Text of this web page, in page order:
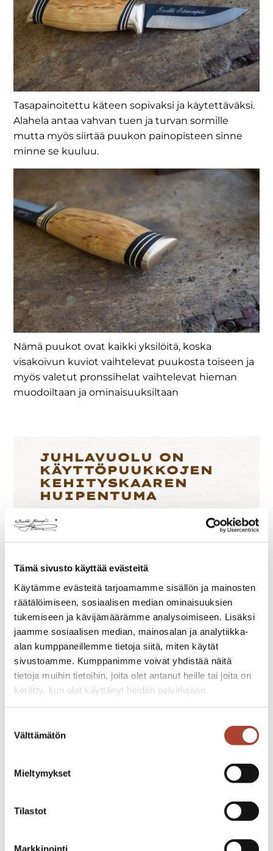
Tämä sivusto käyttää evästeitä
Käytämme evästeitä tarjoamamme sisällön ja mainosten
räätälöimiseen, sosiaalisen median ominaisuuksien
tukemiseen ja kävijämäärämme analysoimiseen. Lisäksi
jaamme sosiaalisen median, mainosalan ja analytiikka-
alan kumppaneillemme tietoja siitä, miten käytät
sivustoamme. Kumppanimme voivat yhdistää näitä
tietoja muihin tietoihin, joita olet antanut heille tai joita on
kerätty, kun olet käyttänyt heidän palvelujaan.
valinta
Välttämätön
Mieltymykset
Tilastot
Markkinointi
Tasapainoitettu käteen sopivaksi ja käytettäväksi.
Alahela antaa vahvan tuen ja turvan sormille
mutta myös siirtää puukon painopisteen sinne
minne se kuuluu.
Nämä puukot ovat kaikki yksilöitä, koska
visakoivun kuviot vaihtelevat puukosta toiseen ja
myös valetut pronssihelat vaihtelevat hieman
muodoiltaan ja ominaisuuksiltaan
JUHLAVUOLU ON
KÄYTTÖPUUKKOJEN
KEHITYSKAAREN
HUIPENTUMA
Puukko on näyttävän näköinen, mutta
sen todellisen arvon tuntee kun sen
myös tasapainotettu käteen sopivaksi
ja käytettäväksi. Sen erityispiirteenä on
viistoon sahattu visakoivuinen kahva,
joka täydentyy kummastakin päästä
yksittäisvaletulla pronssihelalla.
Tämän puukon omintakeinen alahela
antaa vahvan tuen ja turvan sormille
mutta myös siirtää puukon
painopisteen sinne minne se kuuluu.
hiiliterästä, niin kutsuttu Tyllerö.
Nämä puukot ovat kaikki yksilöitä,
pronssihelat vaihtelevat hieman
Visakoivu on öljytty.